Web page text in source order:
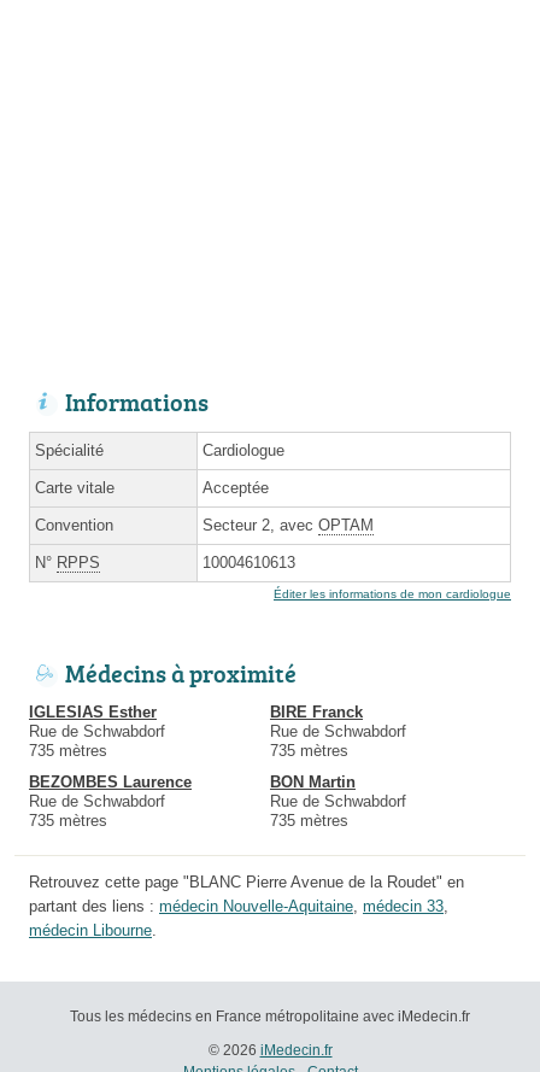
Informations
Spécialité Cardiologue
Carte vitale Acceptée
Convention Secteur 2, avec OPTAM
N° RPPS 10004610613
Éditer les informations de mon cardiologue
Médecins à proximité
IGLESIAS Esther
Rue de Schwabdorf
735 mètres
BIRE Franck
Rue de Schwabdorf
735 mètres
BEZOMBES Laurence
Rue de Schwabdorf
735 mètres
BON Martin
Rue de Schwabdorf
735 mètres
Retrouvez cette page "BLANC Pierre Avenue de la Roudet" en
partant des liens : médecin Nouvelle-Aquitaine, médecin 33,
médecin Libourne.
Tous les médecins en France métropolitaine avec iMedecin.fr
© 2026 iMedecin.fr